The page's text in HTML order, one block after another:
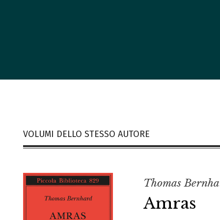
VOLUMI DELLO STESSO AUTORE
Thomas
Amras